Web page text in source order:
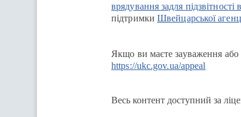
врядування задля
підтримки Швейцарської
Якщо ви маєте зауваження або
https://ukc.gov.ua/appeal
Весь контент доступний за